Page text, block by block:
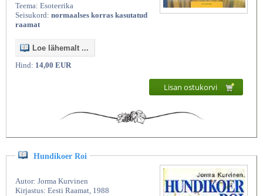
Teema: Esoteerika
Seisukord: normaalses korras kasutatud
raamat
Loe lähemalt ...
Hind: 14,00 EUR
Lisan ostukorvi
Hundikoer Roi
Autor: Jorma Kurvinen
Kirjastus: Eesti Raamat, 1988